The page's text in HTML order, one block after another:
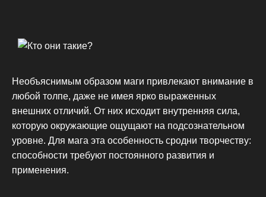
Необъяснимым образом маги привлекают внимание в
любой толпе, даже не имея ярко выраженных
внешних отличий. От них исходит внутренняя сила,
которую окружающие ощущают на подсознательном
уровне. Для мага эта особенность сродни творчеству:
способности требуют постоянного развития и
применения.